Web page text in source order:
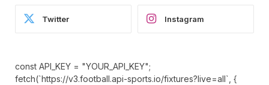
Twitter Instagram
const API_KEY = "YOUR_API_KEY";
fetch(`https://v3.football.api-sports.io/fixtures?live=all`, {